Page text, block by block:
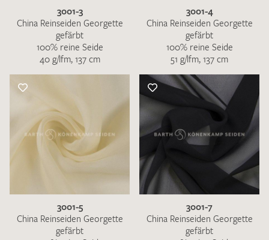
3001-3
China Reinseiden Georgette
gefärbt
100% reine Seide
40 g/lfm, 137 cm
3001-4
China Reinseiden Georgette
gefärbt
100% reine Seide
51 g/lfm, 137 cm
3001-5
China Reinseiden Georgette
gefärbt
3001-7
China Reinseiden Georgette
gefärbt